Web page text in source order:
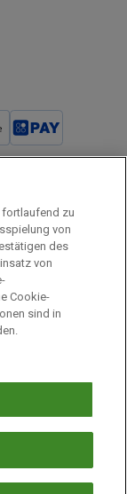
zu
von
des
von
Cookie-
sind in